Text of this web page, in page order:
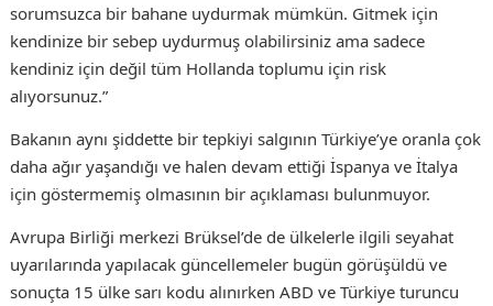
sorumsuzca bir bahane uydurmak mümkün. Gitmek için
kendinize bir sebep uydurmuş olabilirsiniz ama sadece
kendiniz için değil tüm Hollanda toplumu için risk
alıyorsunuz.”
Bakanın aynı şiddette bir tepkiyi salgının Türkiye’ye oranla çok
daha ağır yaşandığı ve halen devam ettiği İspanya ve İtalya
için göstermemiş olmasının bir açıklaması bulunmuyor.
Avrupa Birliği merkezi Brüksel’de de ülkelerle ilgili seyahat
uyarılarında yapılacak güncellemeler bugün görüşüldü ve
sonuçta 15 ülke sarı kodu alınırken ABD ve Türkiye turuncu